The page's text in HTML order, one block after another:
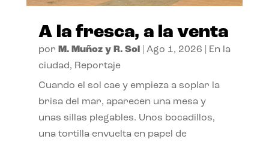
A la fresca, a la venta
por M. Muñoz y R. Sol| Ago 1, 2026
En la
ciudad, Reportaje
Cuando el sol cae y empieza a soplar la
brisa del mar, aparecen una mesa y
unas sillas plegables. Unos bocadillos,
una tortilla envuelta en papel de